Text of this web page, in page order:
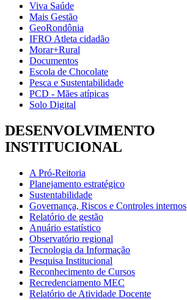
Viva Saúde
Mais Gestão
GeoRondônia
IFRO Atleta cidadão
Morar+Rural
Documentos
Escola de Chocolate
Pesca e Sustentabilidade
PCD - Mães atípicas
Solo Digital
DESENVOLVIMENTO
INSTITUCIONAL
A Pró-Reitoria
Planejamento estratégico
Sustentabilidade
Governança, Riscos e Controles internos
Relatório de gestão
Anuário estatístico
Observatório regional
Tecnologia da Informação
Pesquisa Institucional
Reconhecimento de Cursos
Recredenciamento MEC
Relatório de Atividade Docente